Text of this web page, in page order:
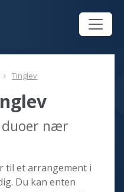
Tinglev
nær
til et arrangement i
Du kan enten